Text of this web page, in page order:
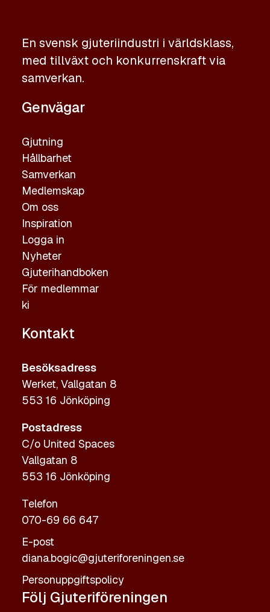
En svensk gjuteriindustri i världsklass,
med tillväxt och konkurrenskraft via
samverkan.
Genvägar
Gjutning
Hållbarhet
Samverkan
Medlemskap
Om oss
Inspiration
Logga in
Nyheter
Gjuterihandboken
För medlemmar
ki
Kontakt
Besöksadress
Werket, Vallgatan 8
553 16 Jönköping
Postadress
C/o United Spaces
Vallgatan 8
553 16 Jönköping
Telefon
070-69 66 647
E-post
diana.bogic@gjuteriforeningen.se
Personuppgiftspolicy
Följ Gjuteriföreningen